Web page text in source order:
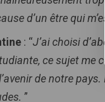
d’un être qui
: “J’ai choisi
ce sujet me
de notre
”